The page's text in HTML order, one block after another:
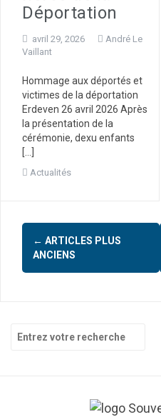
Déportation
avril 29, 2026
André Le
Vaillant
Hommage aux déportés et
victimes de la déportation
Erdeven 26 avril 2026 Après
la présentation de la
cérémonie, dexu enfants
[…]
Actualités
N
a
g
← ARTICLES PLUS
ANCIENS